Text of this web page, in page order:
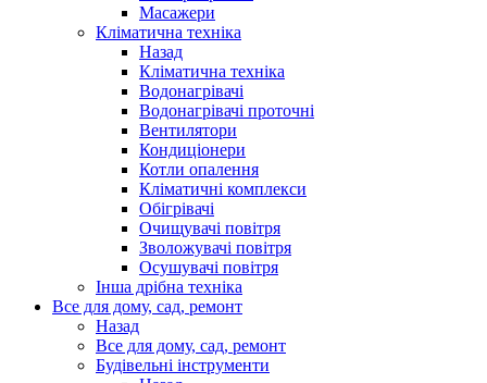
Масажери
Кліматична техніка
Назад
Кліматична техніка
Водонагрівачі
Водонагрівачі проточні
Вентилятори
Кондиціонери
Котли опалення
Кліматичні комплекси
Обігрівачі
Очищувачі повітря
Зволожувачі повітря
Осушувачі повітря
Інша дрібна техніка
Все для дому, сад, ремонт
Назад
Все для дому, сад, ремонт
Будівельні інструменти